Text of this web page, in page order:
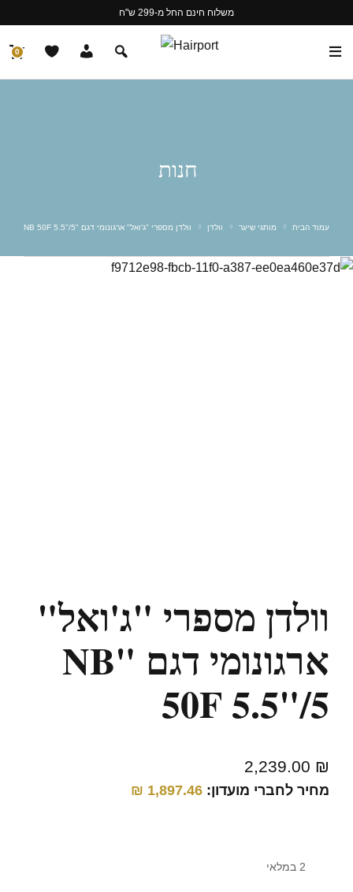
משלוח חינם החל מ-299 ש"ח
0
חנות
עמוד הבית מותגי שיער וולדן וולדן מספרי "ג'ואל" ארגונומי דגם "NB 50F 5.5"/5
וולדן מספרי "ג'ואל"
ארגונומי דגם "NB
50F 5.5"/5
2,239.00 ₪
מחיר לחברי מועדון: 1,897.46
₪
2 במלאי